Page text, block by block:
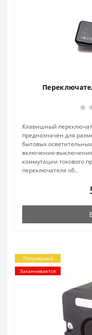
Клавишный
предназначен для
бытовых
включения-
коммутации токового
переключателя об..
Популярный
Заканчивается